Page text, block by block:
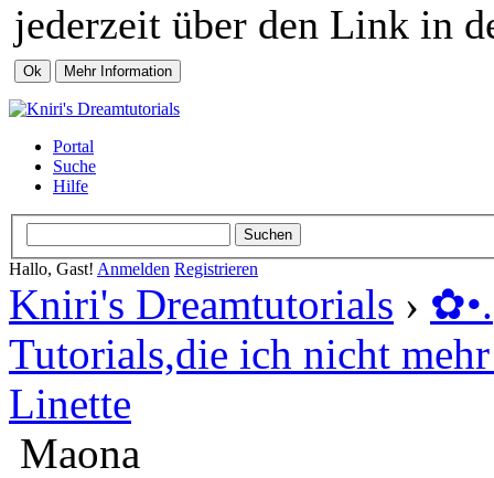
jederzeit über den Link in
Portal
Suche
Hilfe
Hallo, Gast! Anmelden Registrieren
Kniri's Dreamtutorials › ✿
Tutorials,die ich nicht mehr
Linette
Maona